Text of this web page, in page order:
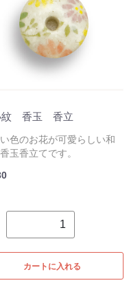
紋 香玉 香立
色のお花が可愛らしい和
玉香立てです。
カートに入れる